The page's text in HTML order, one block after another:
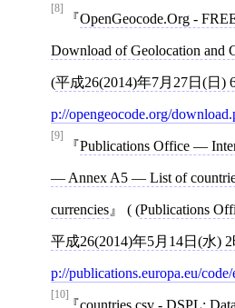
[8]
OpenGeocode.Org -
Download of Geolocation and
(平成26(2014)年7月27日(日)
p://opengeocode.org/
[9]
Publications Office —
— Annex A5 — List of
currencies ( (Publications
平成26(2014)年5月14日(水)
p://publications.europa.eu/
[10]
countries.csv - DSPL: